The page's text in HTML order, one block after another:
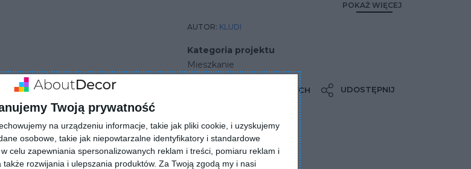
Twoją prywatność
na urządzeniu informacje, takie jak pliki cookie, i uzyskujemy
osobowe, takie jak niepowtarzalne identyfikatory i standardowe
celu zapewniania spersonalizowanych reklam i treści, pomiaru reklam i
rozwijania i ulepszania produktów. Za Twoją zgodą my i nasi
POKAŻ WIĘCEJ
AUTOR: KLUDI
Kategoria projektu
Mieszkanie
DODAJ DO ULUBIONYCH UDOSTĘPNIJ
najczęściej wybierany do kuchni